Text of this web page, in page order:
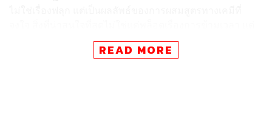
คือ “การรื้อแล้วสร้างใหม่” ทั้งในแง่ของประวัติศาสตร์และตัว
เลือกนักแสดงที่ท้าทายขนบนิยมของอุตสาหกรรมบันเทิง
READ MORE